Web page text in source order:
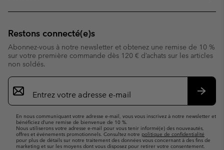
Restons connecté(e)s
Abonnez-vous à notre newsletter et obtenez une remise de 10 %
sur votre première commande dès 120 € d’achats sur les articles
non soldés.
Inscription
par
e-
En nous communiquant votre adresse e-mail, vous vous inscrivez à notre newsletter et
bénéficiez d’une remise de bienvenue de 10 %.
Nous utiliserons votre adresse e-mail pour vous tenir informé(e) des nouveautés,
offres et événements promotionnels. Consultez notre politique de confidentialité
pour plus de détails sur notre traitement des données vous concernant à des fins de
marketing et sur les moyens dont vous disposez pour retirer votre consentement.